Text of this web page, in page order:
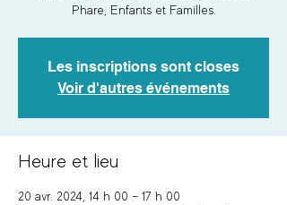
Phare, Enfants et Familles.
Les inscriptions sont closes
Voir d'autres événements
Heure et lieu
20 avr. 2024, 14 h 00 – 17 h 00